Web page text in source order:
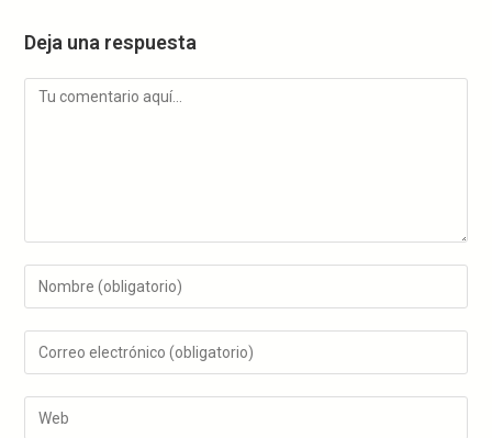
Deja una respuesta
Comentario
Introduce
tu
nombre
de
Introduce
tu
dirección
de
Introduce